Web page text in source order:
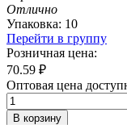
Отлично
Упаковка: 10
Перейти в группу
Розничная цена:
70.59 ₽
Оптовая цена
В корзину